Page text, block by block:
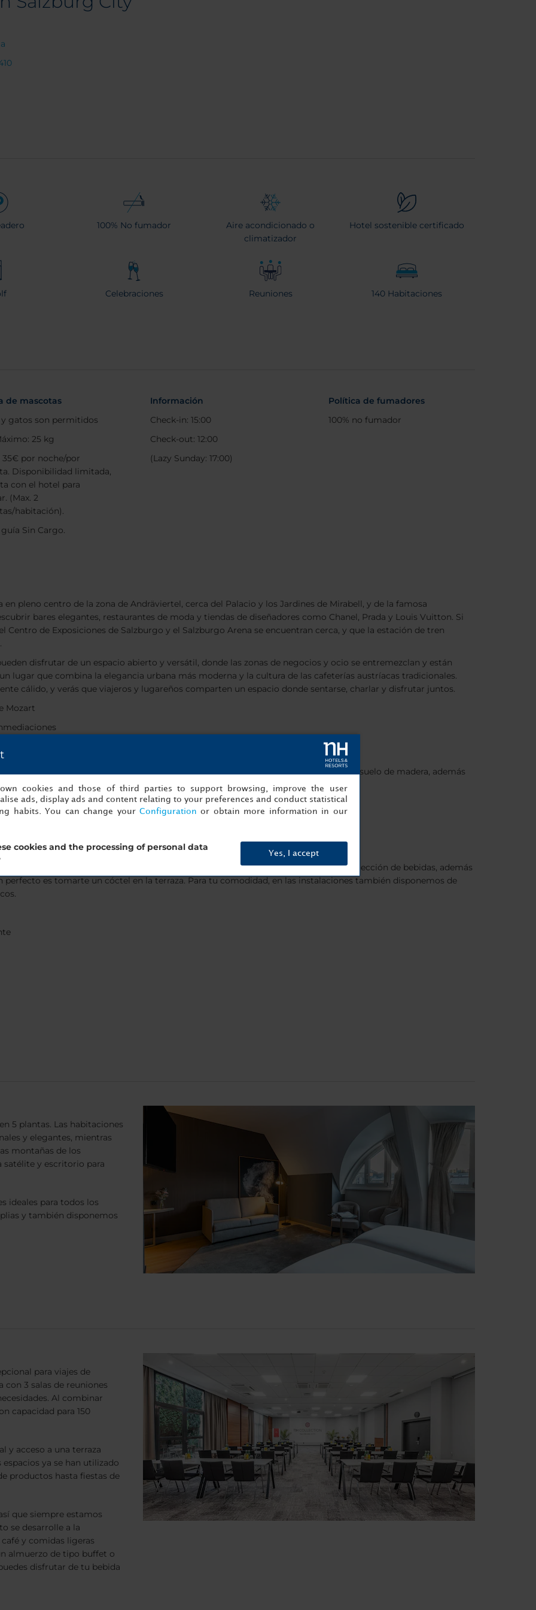
100% No fumador
Aire acondicionado o
climatizador
Hotel sostenible certificado
Celebraciones Reuniones 140 Habitaciones
de mascotas
y gatos son permitidos
25 kg
35€ por noche/por
Disponibilidad limitada,
con el hotel para
(Max. 2
habitación).
Sin Cargo.
Información
Check-in: 15:00
Check-out: 12:00
(Lazy Sunday: 17:00)
Política de fumadores
100% no fumador
en pleno centro de la zona de Andräviertel, cerca del Palacio y los Jardines de Mirabell, y de la famosa
bares elegantes, restaurantes de moda y tiendas de diseñadores como Chanel, Prada y Louis Vuitton. Si
Centro de Exposiciones de Salzburgo y el Salzburgo Arena se encuentran cerca, y que la estación de tren
disfrutar de un espacio abierto y versátil, donde las zonas de negocios y ocio se entremezclan y están
lugar que combina la elegancia urbana más moderna y la cultura de las cafeterías austríacas tradicionales.
cálido, y verás que viajeros y lugareños comparten un espacio donde sentarse, charlar y disfrutar juntos.
Mozart
y del Salzburgo Arena
con una decoración cálida, funcional y elegante. Las habitaciones Superiores tienen suelo de madera, además
caja fuerte.
vistas a Kapuzinerberg
familias
del hotel, mientras que el bar Bottles & Jars, en el lobby, ofrece una amplia selección de bebidas, además
perfecto es tomarte un cóctel en la terraza. Para tu comodidad, en las instalaciones también disponemos de
5 plantas. Las habitaciones
y elegantes, mientras
montañas de los
satélite y escritorio para
ideales para todos los
y también disponemos
para viajes de
con 3 salas de reuniones
Al combinar
capacidad para 150
y acceso a una terraza
ya se han utilizado
productos hasta fiestas de
que siempre estamos
se desarrolle a la
y comidas ligeras
almuerzo de tipo buffet o
disfrutar de tu bebida
cookies and those of third parties to support browsing, improve the user
ads, display ads and content relating to your preferences and conduct statistical
habits. You can change your Configuration or obtain more information in our
cookies and the processing of personal data
Yes, I accept